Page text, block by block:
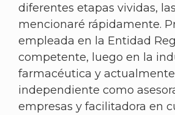
diferentes etapas vividas,
mencionaré rápidamente.
empleada en la Entidad
competente, luego en la
farmacéutica y
independiente como
empresas y facilitadora en